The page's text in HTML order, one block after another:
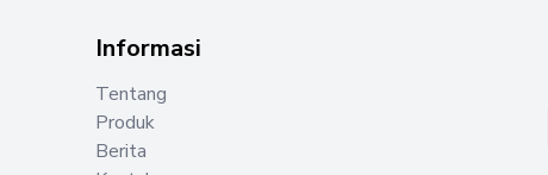
Informasi
Tentang
Produk
Berita